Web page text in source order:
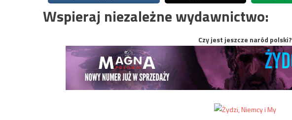
Wspieraj niezależne wydawnictwo:
Czy jest jeszcze naród polski?